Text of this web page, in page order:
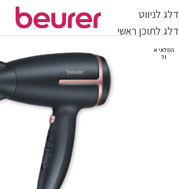
דלג לניווט
דלג לתוכן ראשי
המלאי א
זל